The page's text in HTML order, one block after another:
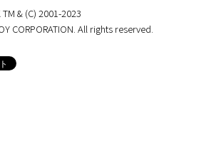
TM & (C) 2001-2023
CORPORATION. All rights reserved.